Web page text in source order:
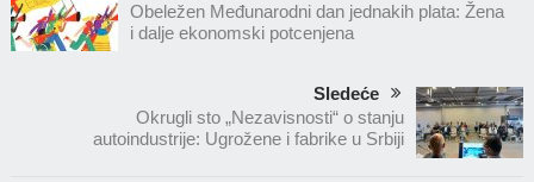
Obeležen Međunarodni dan jednakih plata: Žena
i dalje ekonomski potcenjena
Sledeće
Okrugli sto „Nezavisnosti“ o stanju
autoindustrije: Ugrožene i fabrike u Srbiji